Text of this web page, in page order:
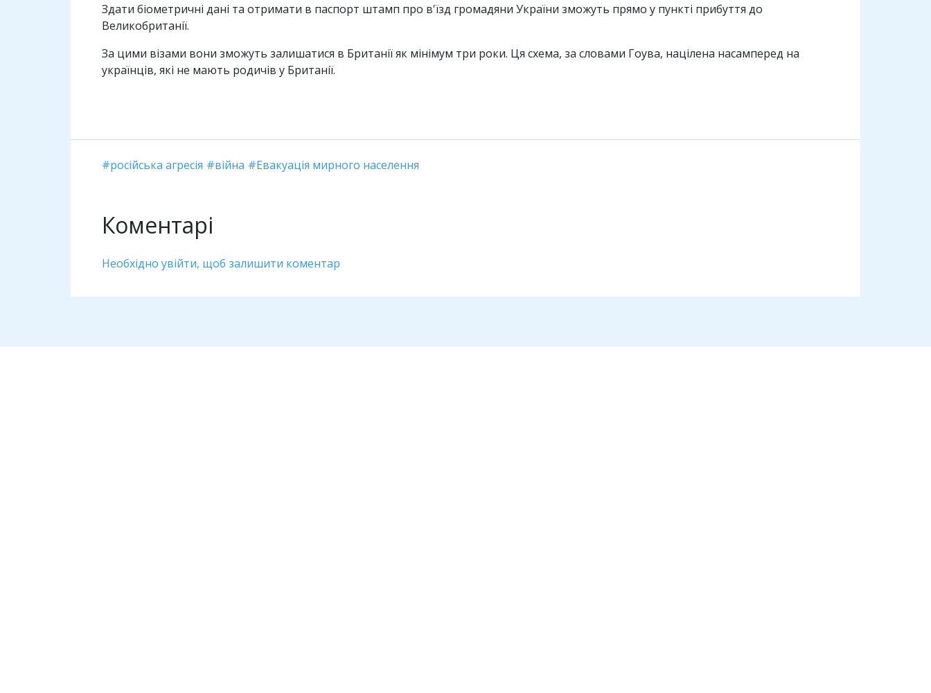
Здати біометричні дані та отримати в паспорт штамп про в'їзд громадяни України зможуть прямо у пункті прибуття до
Великобританії.
За цими візами вони зможуть залишатися в Британії як мінімум три роки. Ця схема, за словами Гоува, націлена насамперед на
українців, які не мають родичів у Британії.
російська агресія війна Евакуація мирного населення
Коментарі
Необхідно увійти, щоб залишити коментар